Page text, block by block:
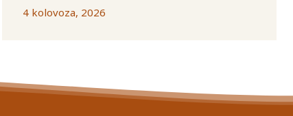
4 kolovoza, 2026